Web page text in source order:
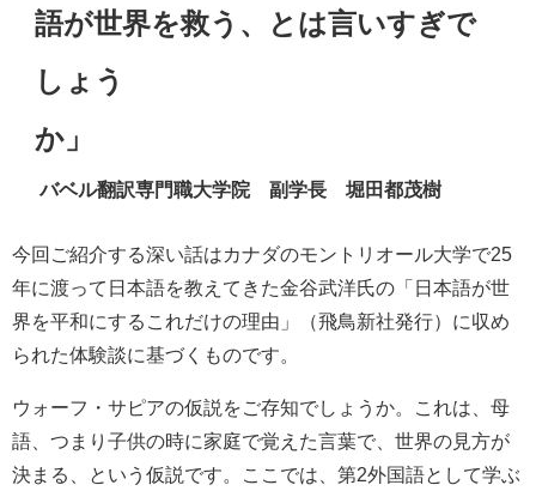
語が世界を救う、とは言いすぎで
しょう
か」
バベル翻訳専門職大学院 副学長 堀田都茂樹
今回ご紹介する深い話はカナダのモントリオール大学で25
年に渡って日本語を教えてきた金谷武洋氏の「日本語が世
界を平和にするこれだけの理由」（飛鳥新社発行）に収め
られた体験談に基づくものです。
ウォーフ・サピアの仮説をご存知でしょうか。これは、母
語、つまり子供の時に家庭で覚えた言葉で、世界の見方が
決まる、という仮説です。ここでは、第2外国語として学ぶ